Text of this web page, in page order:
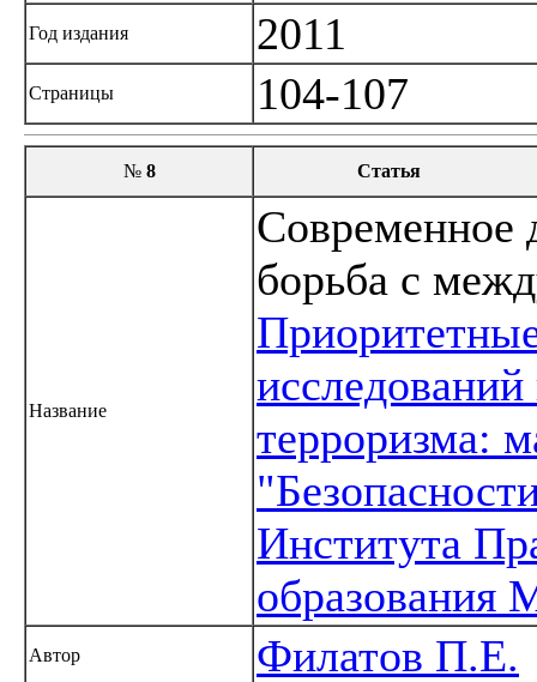
Год издания 2011
Страницы 104-107
№ 8 Статья
Название
Современное
борьба с
терроризма:
Института
Автор Филатов П.Е.